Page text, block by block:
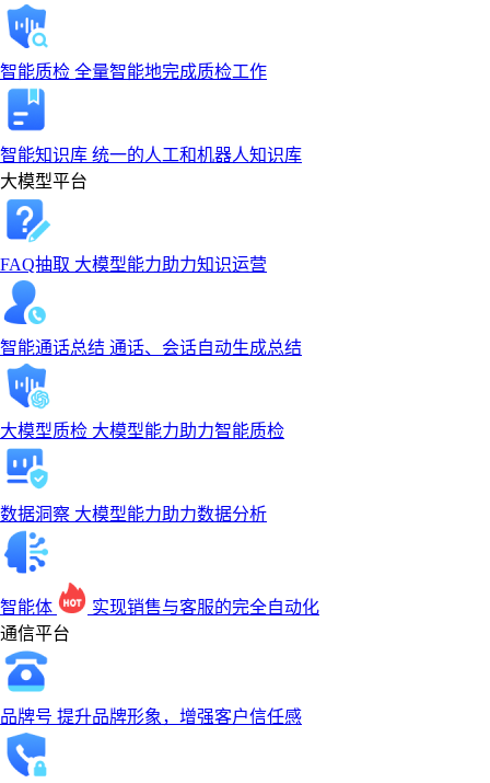
智能质检 全量智能地完成质检工作
智能知识库 统一的人工和机器人知识库
大模型平台
FAQ抽取 大模型能力助力知识运营
智能通话总结 通话、会话自动生成总结
大模型质检 大模型能力助力智能质检
数据洞察 大模型能力助力数据分析
智能体
实现销售与客服的完全自动化
通信平台
品牌号 提升品牌形象，增强客户信任感